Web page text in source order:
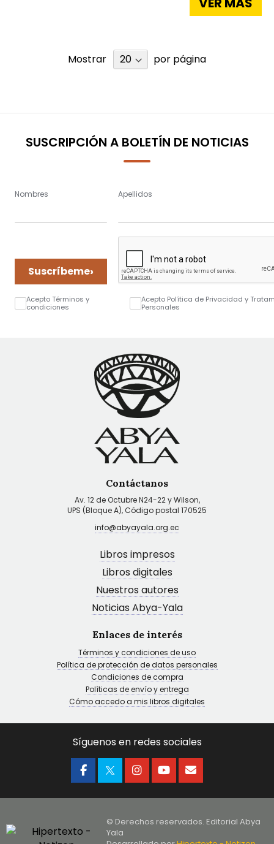
Mostrar por página
SUSCRIPCIÓN A BOLETÍN DE NOTICIAS
Nombres Apellidos
Suscríbeme›
Acepto Términos y
condiciones
Acepto Política de Privacidad y
Personales
Contáctanos
Av. 12 de Octubre N24-22 y Wilson,
UPS (Bloque A), Código postal 170525
info@abyayala.org.ec
Libros impresos
Libros digitales
Nuestros autores
Noticias Abya-Yala
Enlaces de interés
Términos y condiciones de uso
Política de protección de datos personales
Condiciones de compra
Políticas de envío y entrega
Cómo accedo a mis libros digitales
Síguenos en redes sociales
© Derechos reservados. Editorial Abya
Yala